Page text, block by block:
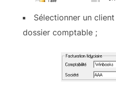
Sélectionner un
dossier comptable ;